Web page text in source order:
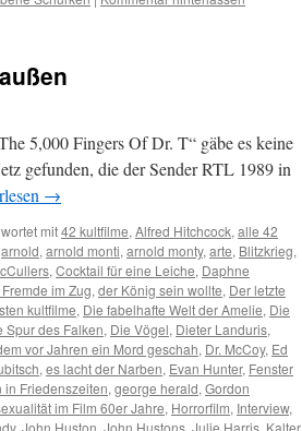
5,000 Fingers Of Dr. T“ gäbe es keine
gefunden, die der Sender RTL 1989 in
→
mit42 kultfilme, Alfred Hitchcock, alle 42
arnold, arnold monti, arnold monty, arte, Blitzkrieg,
, Cocktail für eine Leiche, Daphne
im Zug, der König sein wollte, Der letzte
kultfilme, Die fabelhafte Welt der Amelie, Die
Spur des Falken, Die Vögel, Dieter Landuris,
vor Jahren ein Mord geschah, Dr. McCoy, Ed
, es lacht der Narben, Evan Hunter, Fenster
in Friedenszeiten, george herald, Gordon
im Film 60er Jahre, Horrorfilm, Interview,
, John Huston, John Hustons, Julie Harris, Kalter